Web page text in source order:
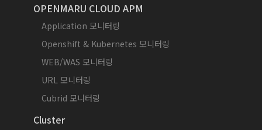
OPENMARU CLOUD APM
Application 모니터링
Openshift & Kubernetes 모니터링
WEB/WAS 모니터링
URL 모니터링
Cubrid 모니터링
Cluster